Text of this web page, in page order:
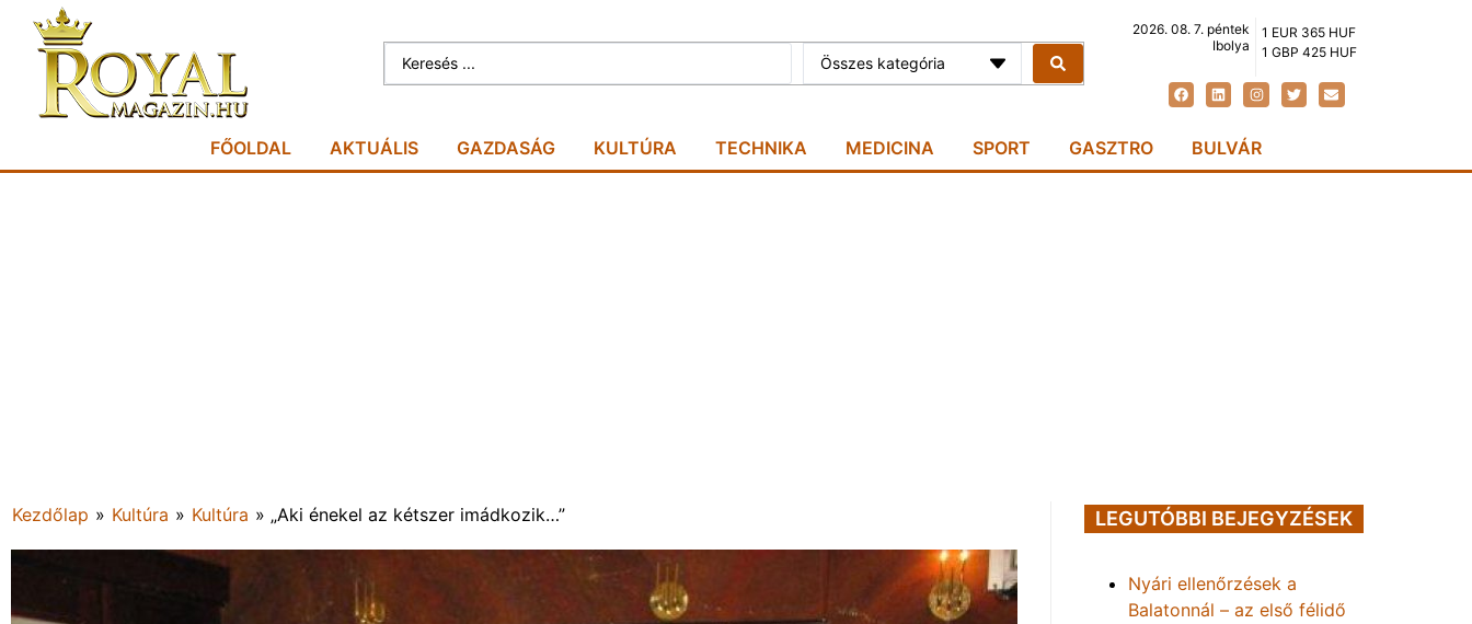
Összes kategória
2026. 08. 7. péntek
Ibolya
1 EUR 365 HUF
1 GBP 425 HUF
FŐOLDAL AKTUÁLIS GAZDASÁG KULTÚRA TECHNIKA MEDICINA SPORT GASZTRO BULVÁR
Kezdőlap » Kultúra » Kultúra » „Aki énekel az kétszer imádkozik…” LEGUTÓBBI BEJEGYZÉSEK
Nyári ellenőrzések a
Balatonnál – az első félidő